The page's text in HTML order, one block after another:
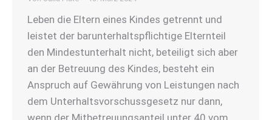
Leben die Eltern eines Kindes getrennt und
leistet der barunterhaltspflichtige Elternteil
den Mindestunterhalt nicht, beteiligt sich aber
an der Betreuung des Kindes, besteht ein
Anspruch auf Gewährung von Leistungen nach
dem Unterhaltsvorschussgesetz nur dann,
wenn der Mitbetreuungsanteil unter 40 vom